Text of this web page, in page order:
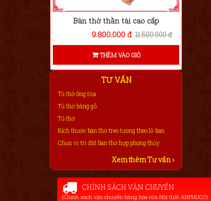
Bàn thờ thần tài cao cấp
9.800.000 đ 11.500.000 đ
THÊM VÀO GIỎ
TƯ VẤN
Tủ thờ ông Địa
Tủ thờ bằng gỗ
Tủ thờ
Kích thước bàn thờ treo tường theo lỗ ban
Chọn vị trí đặt ban thờ hợp phong thủy
Xem thêm Tư vấn ›
CHÍNH SÁCH VẬN CHUYỂN
(Chính sách vận chuyển hàng hóa của Nội thất ANPHUCO)